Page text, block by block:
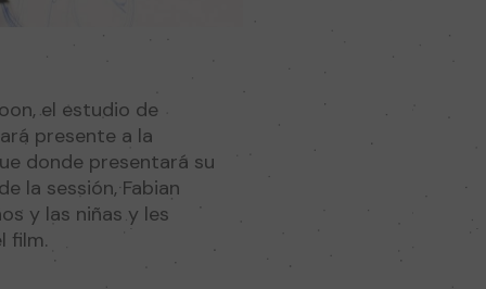
el estudio de
presente a la
donde presentará su
la sessión, Fabian
y las niñas y les
film.